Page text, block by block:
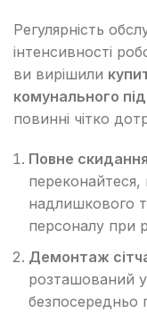
Регулярність
інтенсивності
ви вирішили
комунального
повинні чітко
Повне
надлишкового
персоналу при
Демонтаж
розташований у
безпосередньо